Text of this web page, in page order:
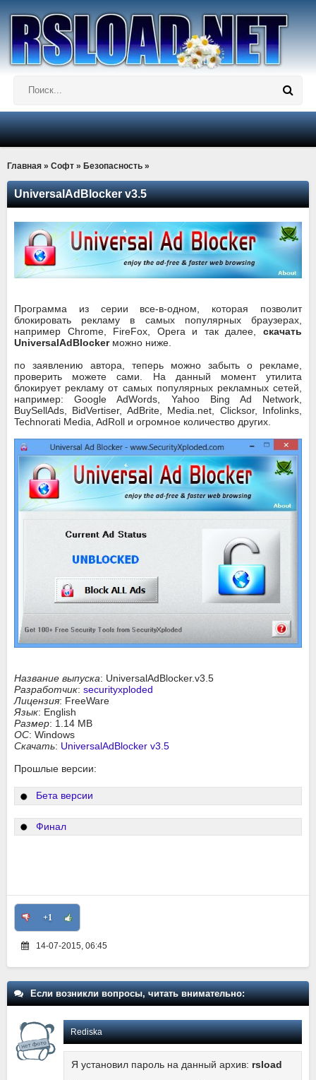
Главная » Софт » Безопасность »
UniversalAdBlocker v3.5
Программа из серии все-в-одном, которая позволит
блокировать рекламу в самых популярных браузерах,
например Chrome, FireFox, Opera и так далее, скачать
UniversalAdBlocker можно ниже.
по заявлению автора, теперь можно забыть о рекламе,
проверить можете сами. На данный момент утилита
блокирует рекламу от самых популярных рекламных сетей,
например: Google AdWords, Yahoo Bing Ad Network,
BuySellAds, BidVertiser, AdBrite, Media.net, Clicksor, Infolinks,
Technorati Media, AdRoll и огромное количество других.
Название выпуска: UniversalAdBlocker.v3.5
Разработчик: securityxploded
Лицензия: FreeWare
Язык: English
Размер: 1.14 MB
ОС: Windows
Скачать: UniversalAdBlocker v3.5
Прошлые версии:
Бета версии
Финал
+1
14-07-2015, 06:45
Если возникли вопросы, читать внимательно:
Rediska
Я установил пароль на данный архив: rsload